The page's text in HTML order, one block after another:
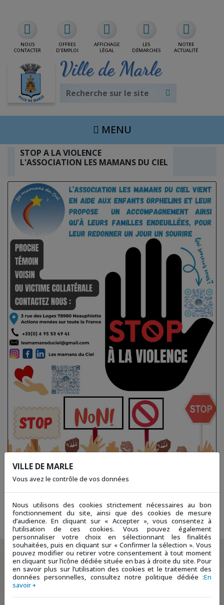
VILLE DE MARLE
Vous avez le contrôle de vos données
Nous utilisons des cookies strictement nécessaires au bon
fonctionnement du site, ainsi que des cookies de mesure
d’audience. En cliquant sur « Accepter », vous consentez à
l’utilisation de ces cookies. Vous pouvez également
personnaliser votre choix en sélectionnant les finalités
souhaitées, puis en cliquant sur « Confirmer la sélection ». Vous
pouvez modifier ou retirer votre consentement à tout moment
en cliquant sur l’icône dédiée située en bas à droite du site. Pour
en savoir plus sur l’utilisation des cookies et le traitement des
données personnelles, consultez notre politique dédiée :En
savoir +
NOUS
CONTACTER
OFFRES
D'EMPLOI
AFFICHAGE
LÉGAL
LES
DÉMARCHES
NOTRE
ACTUALITÉ
Ville de Marle
MENU
STOP A LA VIOLENCE
L'ASSOCIATION LES MAMANS DU CIEL
Retour à la page précédente